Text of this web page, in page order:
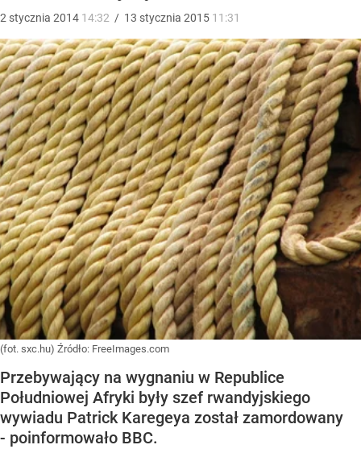
2 stycznia 2014 14:32 / 13 stycznia 2015 11:31
(fot. sxc.hu) Źródło: FreeImages.com
Przebywający na wygnaniu w Republice
Południowej Afryki były szef rwandyjskiego
wywiadu Patrick Karegeya został zamordowany
- poinformowało BBC.